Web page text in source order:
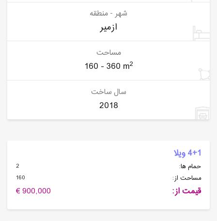
شهر - منطقه
ازمیر
مساحت
160 - 360 m2
سال ساخت
2018
4+1 ویلا
حمام ها:
2
مساحت از:
160
قیمت از: 900,000 €